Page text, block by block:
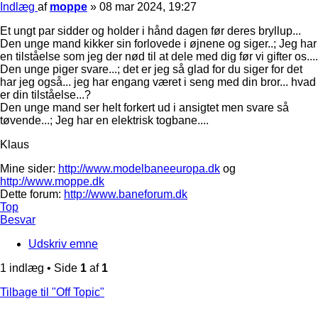
Indlæg af moppe » 08 mar 2024, 19:27
Et ungt par sidder og holder i hånd dagen før deres bryllup...
Den unge mand kikker sin forlovede i øjnene og siger..; Jeg har
en tilståelse som jeg der nød til at dele med dig før vi gifter os....
Den unge piger svare...; det er jeg så glad for du siger for det
har jeg også... jeg har engang været i seng med din bror... hvad
er din tilståelse...?
Den unge mand ser helt forkert ud i ansigtet men svare så
tøvende...; Jeg har en elektrisk togbane....
Klaus
Mine sider: http://www.modelbaneeuropa.dk og
http://www.moppe.dk
Dette forum: http://www.baneforum.dk
Top
Besvar
Udskriv emne
1 indlæg • Side 1 af 1
Tilbage til "Off Topic"